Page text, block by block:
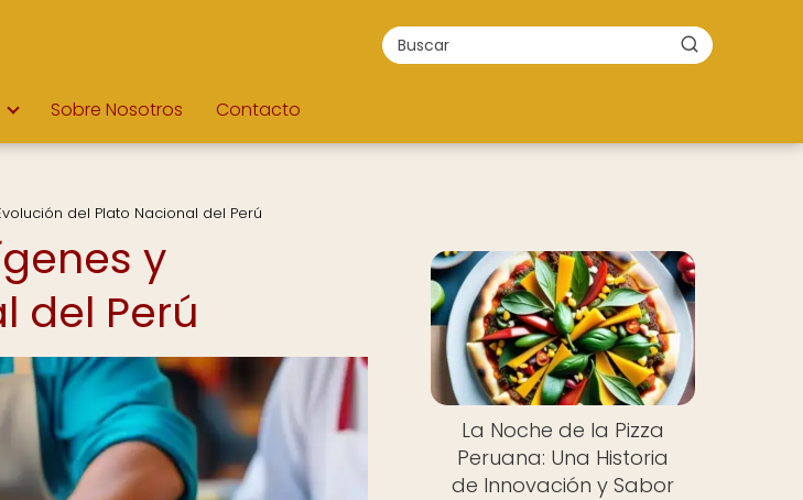
Sobre Nosotros Contacto
del Plato Nacional del Perú
y
del Perú
La Noche de la Pizza
Peruana: Una Historia
de Innovación y Sabor